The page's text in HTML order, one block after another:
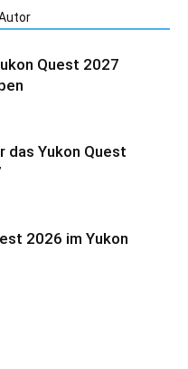
Quest 2027
Yukon Quest
2026 im Yukon